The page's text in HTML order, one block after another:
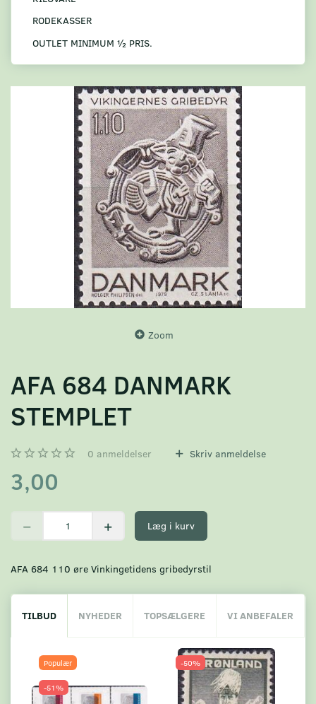
RODEKASSER
OUTLET MINIMUM ½ PRIS.
Zoom
AFA 684 DANMARK
STEMPLET
0 anmeldelser Skriv anmeldelse
3,00
Læg i kurv
AFA 684 110 øre Vinkingetidens gribedyrstil
TILBUD NYHEDER TOPSÆLGERE VI ANBEFALER
Populær
-51%
-50%